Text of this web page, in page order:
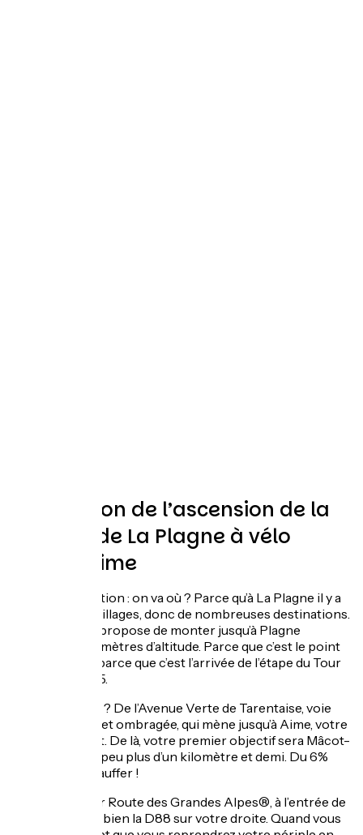
Description de l’ascension de la
montée de La Plagne à vélo
depuis Aime
Première question : on va où ? Parce qu’à La Plagne il y a
de nombreux villages, donc de nombreuses destinations.
Nous, on vous propose de monter jusqu’à Plagne
Villages, à 2112 mètres d’altitude. Parce que c’est le point
le plus haut et parce que c’est l’arrivée de l’étape du Tour
de France 2025.
Et d’où part-on ? De l’Avenue Verte de Tarentaise, voie
verte agréable et ombragée, qui mène jusqu’à Aime, votre
point de départ. De là, votre premier objectif sera Mâcot-
la-Plagne, à un peu plus d’un kilomètre et demi. Du 6%
pour vous échauffer !
Si vous êtes sur Route des Grandes Alpes®, à l’entrée de
Macôt repérez bien la D88 sur votre droite. Quand vous